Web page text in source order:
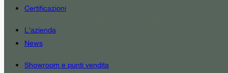
Certificazioni
L'azienda
News
Showroom e punti vendita